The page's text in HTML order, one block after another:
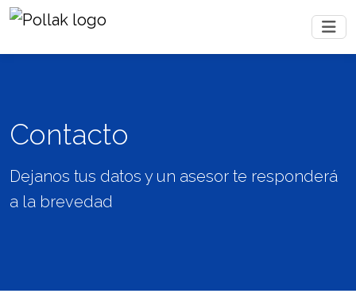
Contacto
Dejanos tus datos y un asesor te responderá
a la brevedad